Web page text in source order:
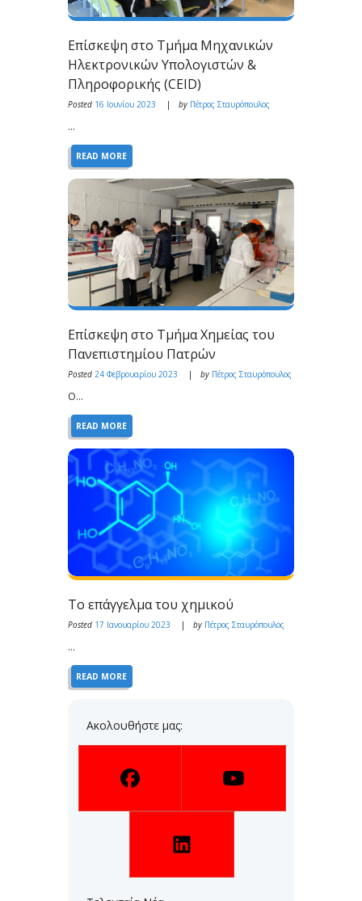
Επίσκεψη στο Τμήμα Μηχανικών
Ηλεκτρονικών Υπολογιστών &
Πληροφορικής (CEID)
Posted 16 Ιουνίου 2023 by Πέτρος Σταυρόπουλος
...
READ MORE
Επίσκεψη στο Τμήμα Χημείας του
Πανεπιστημίου Πατρών
Posted 24 Φεβρουαρίου 2023 by Πέτρος Σταυρόπουλος
Ο...
READ MORE
Το επάγγελμα του χημικού
Posted 17 Ιανουαρίου 2023 by Πέτρος Σταυρόπουλος
...
READ MORE
Ακολουθήστε μας: